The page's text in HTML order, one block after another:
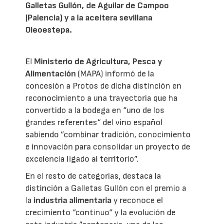
Galletas Gullón, de Aguilar de Campoo
(Palencia) y a la aceitera sevillana
Oleoestepa.
El Ministerio de Agricultura, Pesca y
Alimentación (MAPA) informó de la
concesión a Protos de dicha distinción en
reconocimiento a una trayectoria que ha
convertido a la bodega en “uno de los
grandes referentes“ del vino español
sabiendo ”combinar tradición, conocimiento
e innovación para consolidar un proyecto de
excelencia ligado al territorio”.
En el resto de categorías, destaca la
distinción a Galletas Gullón con el premio a
la industria alimentariay reconoce el
crecimiento “continuo“ y la evolución de